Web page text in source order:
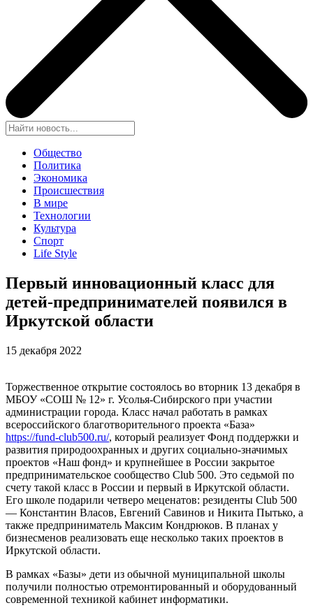
Общество
Политика
Экономика
Происшествия
В мире
Технологии
Культура
Спорт
Life Style
Первый инновационный класс для
детей-предпринимателей появился в
Иркутской области
15 декабря 2022
Торжественное открытие состоялось во вторник 13 декабря в
МБОУ «СОШ № 12» г. Усолья-Сибирского при участии
администрации города. Класс начал работать в рамках
всероссийского благотворительного проекта «База»
https://fund-club500.ru/, который реализует Фонд поддержки и
развития природоохранных и других социально-значимых
проектов «Наш фонд» и крупнейшее в России закрытое
предпринимательское сообщество Club 500. Это седьмой по
счету такой класс в России и первый в Иркутской области.
Его школе подарили четверо меценатов: резиденты Club 500
— Константин Власов, Евгений Савинов и Никита Пытько, а
также предприниматель Максим Кондрюков. В планах у
бизнесменов реализовать еще несколько таких проектов в
Иркутской области.
В рамках «Базы» дети из обычной муниципальной школы
получили полностью отремонтированный и оборудованный
современной техникой кабинет информатики.